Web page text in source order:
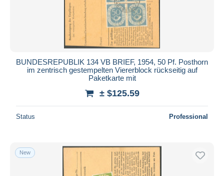
BUNDESREPUBLIK 134 VB BRIEF, 1954, 50 Pf. Posthorn
im zentrisch gestempelten Viererblock rückseitig auf
Paketkarte mit
± $125.59
Status Professional
New